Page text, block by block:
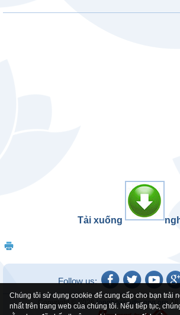
Tải xuống
Follow us:
Copyright © 2026longhoahoithuong.orgAll
Chúng tôi sử dụng cookie để cung cấp cho bạn trải
nhất trên trang web của chúng tôi. Nếu tiếp tục,